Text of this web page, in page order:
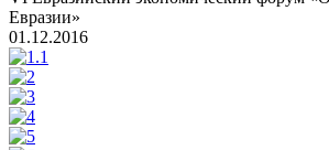
Евразии»
01.12.2016